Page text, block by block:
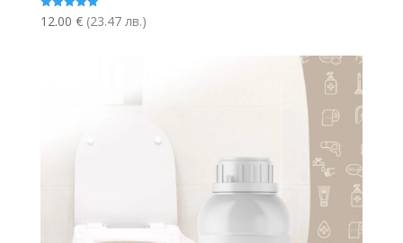
Оценено с
5.00
12.00 € (23.47 лв.)